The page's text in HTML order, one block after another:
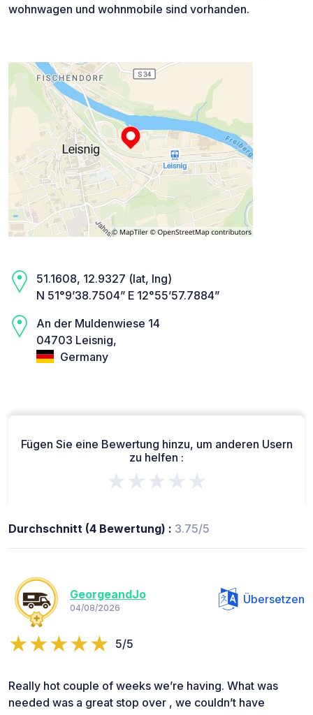
wohnwagen und wohnmobile sind vorhanden.
51.1608, 12.9327 (lat, lng)
N 51°9’38.7504” E 12°55’57.7884”
An der Muldenwiese 14
04703 Leisnig,
Germany
Fügen Sie eine Bewertung hinzu, um anderen Usern
zu helfen :
★★★★★
Durchschnitt (4 Bewertung) : 3.75/5
GeorgeandJo
04/08/2026
Übersetzen
5/5
Really hot couple of weeks we’re having. What was
needed was a great stop over , we couldn’t have